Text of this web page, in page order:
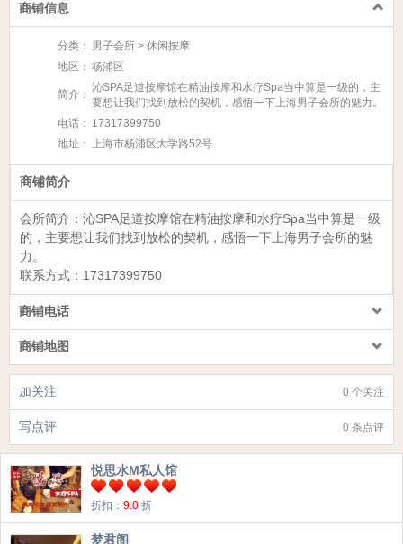
商铺信息
分类： 男子会所 > 休闲按摩
地区： 杨浦区
简介：
沁SPA足道按摩馆在精油按摩和水疗Spa当中算是一级的，主
要想让我们找到放松的契机，感悟一下上海男子会所的魅力。
电话： 17317399750
地址： 上海市杨浦区大学路52号
商铺简介
会所简介： 沁SPA足道按摩馆在精油按摩和水疗Spa当中算是一级
的，主要想让我们找到放松的契机，感悟一下上海男子会所的魅
力。
联系方式： 17317399750
商铺电话
商铺地图
0 个关注
加关注
0 条点评
写点评
悦思水M私人馆
折扣： 9.0 折
梦君阁